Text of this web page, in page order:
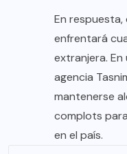
En respuesta,
enfrentará
extranjera.
agencia
mantenerse
complots
en el país.